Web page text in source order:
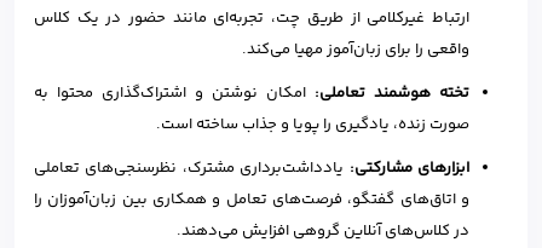
ارتباط غیرکلامی از طریق چت، تجربه‌ای مانند حضور در یک کلاس
واقعی را برای زبان‌آموز مهیا می‌کند.
تخته هوشمند تعاملی: امکان نوشتن و اشتراک‌گذاری محتوا به
صورت زنده، یادگیری را پویا و جذاب ساخته است.
ابزارهای مشارکتی: یادداشت‌برداری مشترک، نظرسنجی‌های تعاملی
و اتاق‌های گفتگو، فرصت‌های تعامل و همکاری بین زبان‌آموزان را
در کلاس‌های آنلاین گروهی افزایش می‌دهند.